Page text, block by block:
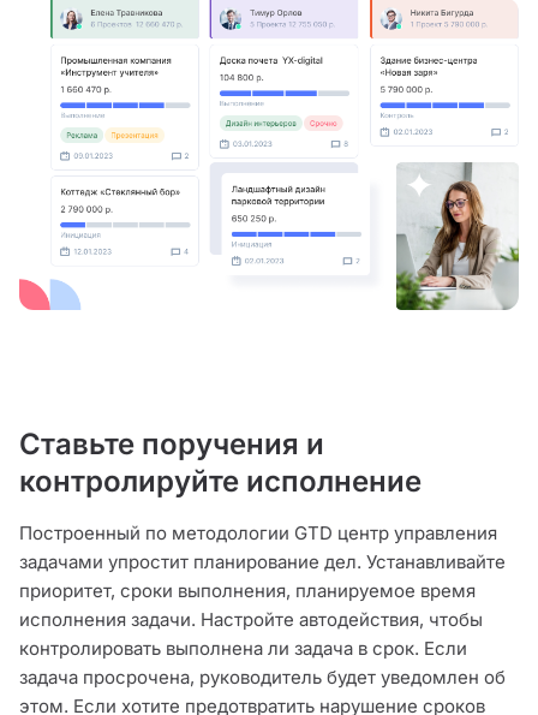
Ставьте поручения и
контролируйте исполнение
Построенный по методологии GTD центр управления
задачами упростит планирование дел. Устанавливайте
приоритет, сроки выполнения, планируемое время
исполнения задачи. Настройте автодействия, чтобы
контролировать выполнена ли задача в срок. Если
задача просрочена, руководитель будет уведомлен об
этом. Если хотите предотвратить нарушение сроков